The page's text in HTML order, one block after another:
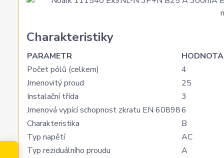
Charakteristiky
PARAMETR
HODNOTA
Počet pólů (celkem)
4
Jmenovitý proud
25
Instalační třída
3
Jmenová vypící schopnost zkratu EN 608986
Charakteristika
B
Typ napětí
AC
Typ reziduálního proudu
A